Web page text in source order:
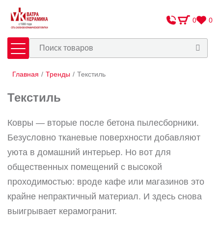
0 0
Сотрудничество
О Компании
Контакты
Адреса салонов
Главная / Тренды / Текстиль
Текстиль
Ковры — вторые после бетона пылесборники.
Безусловно тканевые поверхности добавляют
уюта в домашний интерьер. Но вот для
общественных помещений с высокой
проходимостью: вроде кафе или магазинов это
крайне непрактичный материал. И здесь снова
выигрывает керамогранит.